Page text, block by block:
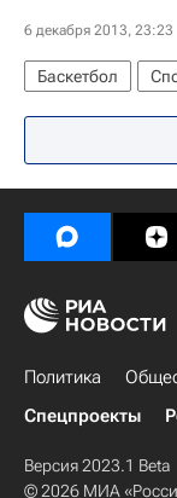
6 декабря 2013, 23:23
Баскетбол
Сонни Уимс
Политика
Спецпроекты
Версия 2023.1 Beta
© 2026 МИА